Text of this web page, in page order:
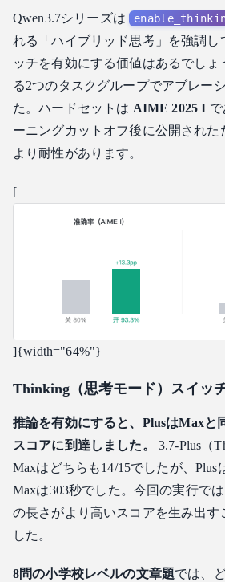
Qwen3.7シリーズは
れる「ハイブリッド思考」を強調し
ッチを有効にする価値はあるでしょ
る2つのタスクグループでアブレー
た。ハードセットは AIME 2025 I
ーニングカットオフ後に公開された
より耐性があります。
[
]{width="64%"}
Thinking（思考モード）スイッ
推論を有効にすると、PlusはMaxと
スコアに到達しました。
3.7-Plus（
Maxはどちらも14/15でしたが、Plus
Maxは303秒でした。今回の実行で
の長さがより高いスコアを生み出す
した。
8問の小学校レベルの文章題では、